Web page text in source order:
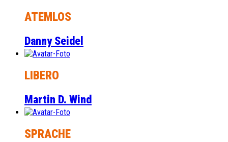
ATEMLOS
Danny Seidel
LIBERO
Martin D. Wind
SPRACHE